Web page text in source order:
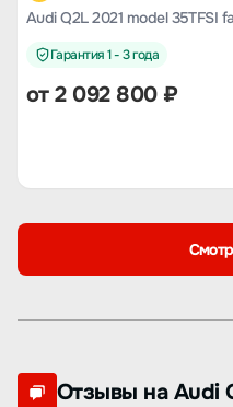
Audi Q2L 2021 model 35TFSI
Гарантия 1 - 3 года
от2 092 800₽
Отзывы на Audi